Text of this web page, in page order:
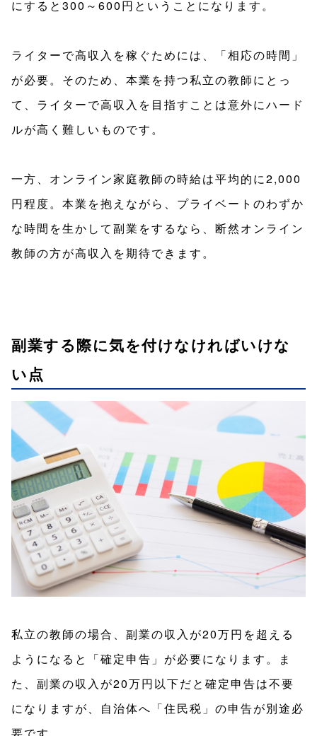
にすると300～600円ということになります。
ライターで高収入を稼ぐためには、「相応の時間」
が必要。そのため、本業を持つ私立の教師にとっ
て、ライターで高収入を目指すことは意外にハード
ルが高く難しいものです。
一方、オンライン家庭教師の時給は平均的に2,000
円程度。本業を抱えながら、プライベートのわずか
な時間を生かして副業をするなら、断然オンライン
教師の方が高収入を期待できます。
副業する際に気を付けなければいけな
い点
私立の教師の場合、副業の収入が20万円を超える
ようになると「確定申告」が必要になります。ま
た、副業の収入が20万円以下だと確定申告は不要
になりますが、自治体へ「住民税」の申告が別途必